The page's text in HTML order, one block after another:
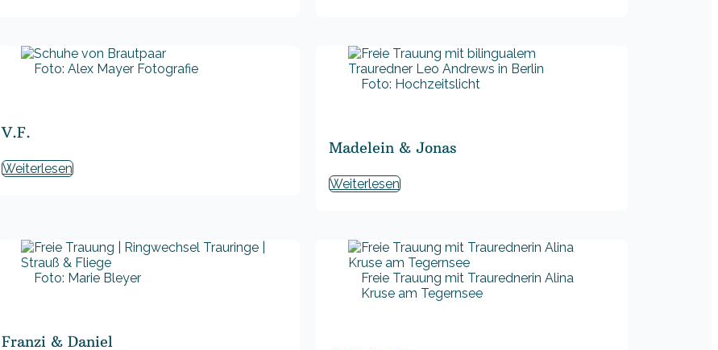
Foto: Alex Mayer Fotografie
V.F.
Weiterlesen
Foto: Hochzeitslicht
Madelein & Jonas
Weiterlesen
Foto: Marie Bleyer
Franzi & Daniel
Freie Trauung mit Traurednerin Alina
Kruse am Tegernsee